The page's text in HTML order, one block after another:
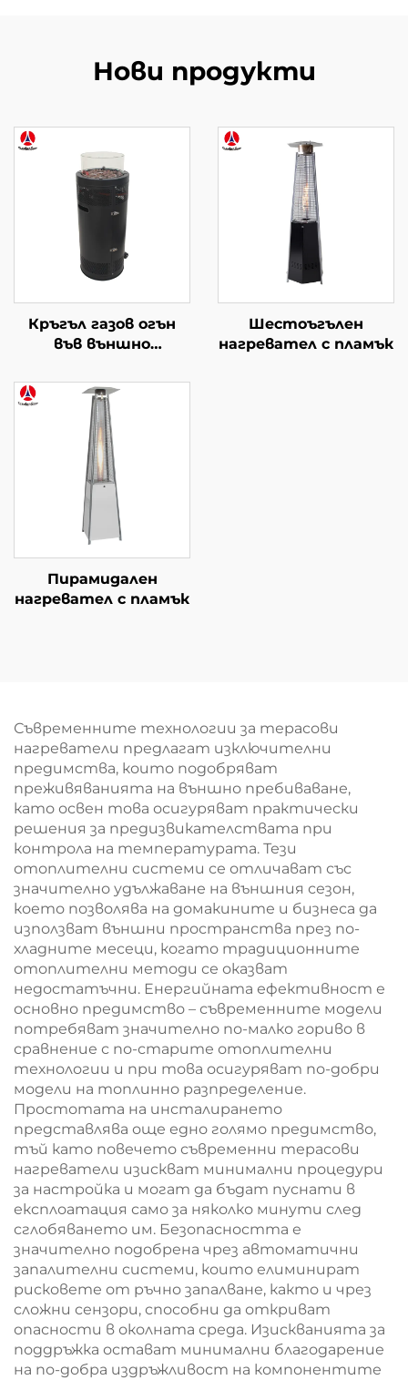
Нови продукти
Кръгъл газов огън
във външно
Шестоъгълен
нагревател с пламък
Пирамидален
нагревател с пламък
Съвременните технологии за терасови
нагреватели предлагат изключителни
предимства, които подобряват
преживяванията на външно пребиваване,
като освен това осигуряват практически
решения за предизвикателствата при
контрола на температурата. Тези
отоплителни системи се отличават със
значително удължаване на външния сезон,
което позволява на домакините и бизнеса да
използват външни пространства през по-
хладните месеци, когато традиционните
отоплителни методи се оказват
недостатъчни. Енергийната ефективност е
основно предимство – съвременните модели
потребяват значително по-малко гориво в
сравнение с по-старите отоплителни
технологии и при това осигуряват по-добри
модели на топлинно разпределение.
Простотата на инсталирането
представлява още едно голямо предимство,
тъй като повечето съвременни терасови
нагреватели изискват минимални процедури
за настройка и могат да бъдат пуснати в
експлоатация само за няколко минути след
сглобяването им. Безопасността е
значително подобрена чрез автоматични
запалителни системи, които елиминират
рисковете от ръчно запалване, както и чрез
сложни сензори, способни да откриват
опасности в околната среда. Изискванията за
поддръжка остават минимални благодарение
на по-добра издръжливост на компонентите